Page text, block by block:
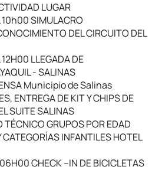
LUGAR
10h00 SIMULACRO
DEL CIRCUITO DEL
LLEGADA DE
- SALINAS
Municipio de Salinas
ENTREGA DE KIT Y CHIPS DE
SUITE SALINAS
TÉCNICO GRUPOS POR EDAD
INFANTILES HOTEL
CHECK –IN DE BICICLETAS